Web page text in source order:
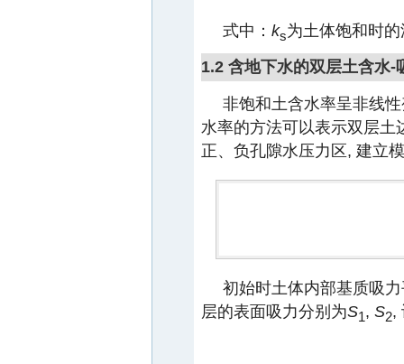
式中： ks为土体饱和时
1.2 含地下水的双层土含水-
非饱和土含水率呈非线
水率的方法可以表示双层土
正、负孔隙水压力区, 建立
初始时土体内部基质吸
层的表面吸力分别为S1, S2,